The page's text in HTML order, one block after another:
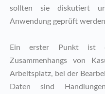
sollten sie diskutiert
Anwendung geprüft
Ein erster Punkt ist
Zusammenhangs von
Arbeitsplatz, bei der
Daten sind